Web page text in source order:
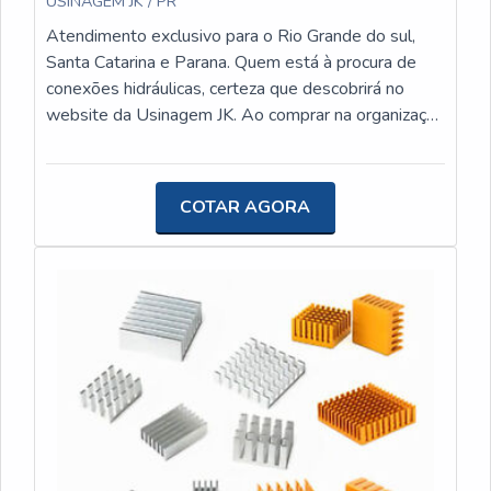
produtos de alta qualidade fazem da empresa uma
escolha confiável e segura para quem busca
soluções eficientes e duradouras.
Atendimento exclusivo para o Rio Grande do sul,
Santa Catarina e Parana. Quem está à procura de
conexões hidráulicas, certeza que descobrirá no
website da Usinagem JK. Ao comprar na organização
atendimento de excelência e terá a garantia de
MAIS SOBRE CONEXÕES HIDRÁULICAS Se
alguém procurar por conexões hidráulicas em uma
Com grande expressão de mercado quando o
assunto é dissipadores de calor para painéis solares
e buchas de latão, a companhia oferece o que há de
melhor no mercado para cada cliente. Não obstante,
quando falamos em conexões hidráulicas, deve-se
descartar empresas que não tenham produtos e
serviços com ótima qualidade e precisão, pontos
importantes que ficam de fora no planejamento de
COTAR AGORA